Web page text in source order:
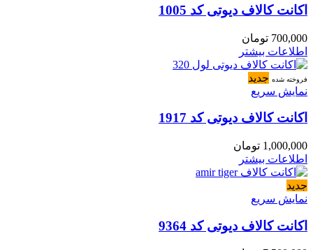
اکانت کالاف دیوتی کد 1005
700,000 تومان
اطلاعات بیشتر
فروخته شده جدید
نمایش سریع
اکانت کالاف دیوتی کد 1917
1,000,000 تومان
اطلاعات بیشتر
جدید
نمایش سریع
اکانت کالاف دیوتی کد 9364